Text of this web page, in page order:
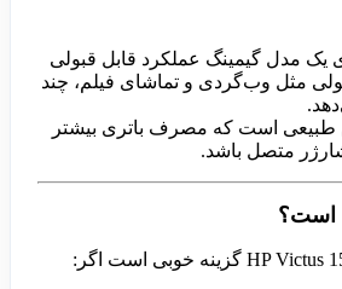
یک مدل گیمینگ عملکرد قابل قبولی
مثل وب‌گردی و تماشای فیلم، چند
طبیعی است که مصرف باتری بیشتر
متصل باشد.
است؟